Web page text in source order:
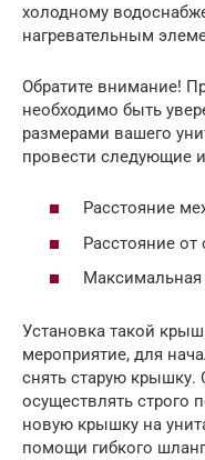
холодному
нагревательным
Обратите внимание!
необходимо быть
размерами вашего
провести следующие
Расстояние
Расстояние
Установка такой
мероприятие, для
снять старую крышку.
осуществлять строго
новую крышку на
помощи гибкого